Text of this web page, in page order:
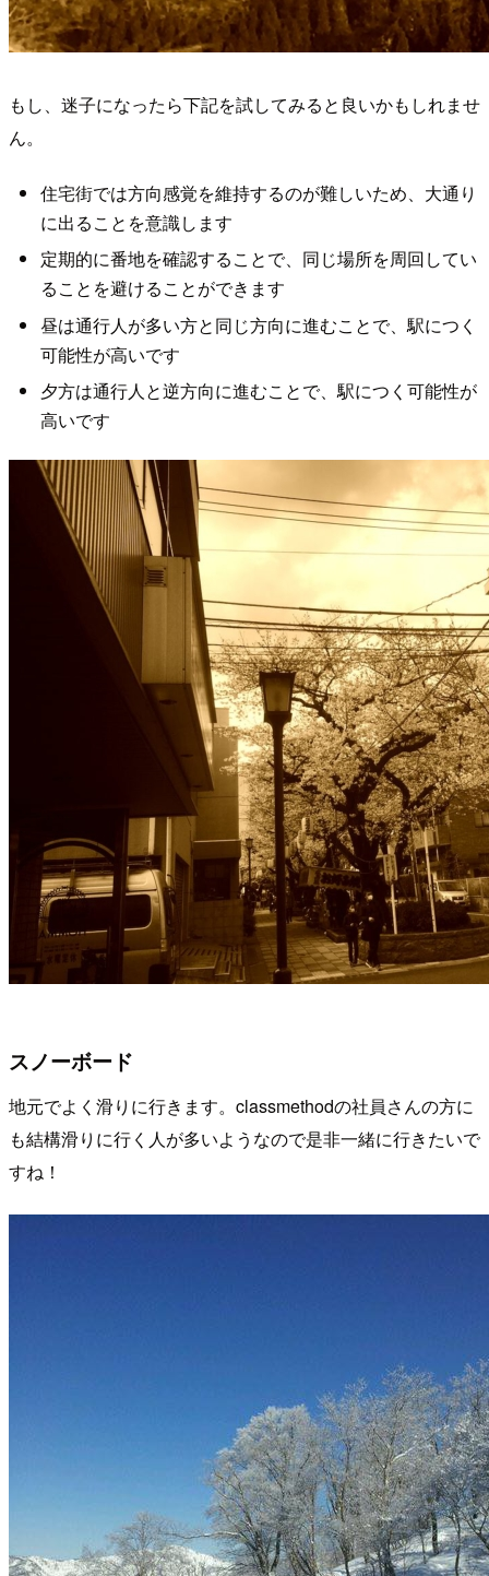
もし、迷子になったら下記を試してみると良いかもしれませ
ん。
住宅街では方向感覚を維持するのが難しいため、大通り
に出ることを意識します
定期的に番地を確認することで、同じ場所を周回してい
ることを避けることができます
昼は通行人が多い方と同じ方向に進むことで、駅につく
可能性が高いです
夕方は通行人と逆方向に進むことで、駅につく可能性が
高いです
スノーボード
地元でよく滑りに行きます。classmethodの社員さんの方に
も結構滑りに行く人が多いようなので是非一緒に行きたいで
すね！